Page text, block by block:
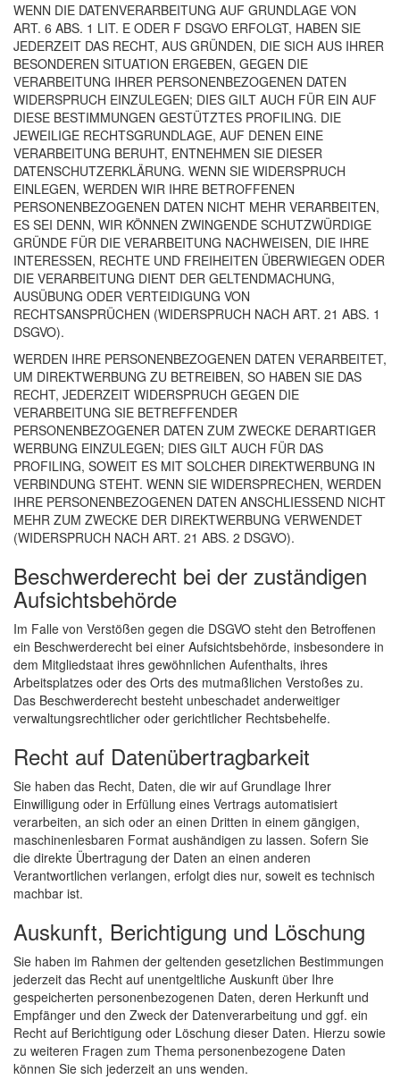
WENN DIE DATENVERARBEITUNG AUF GRUNDLAGE VON
ART. 6 ABS. 1 LIT. E ODER F DSGVO ERFOLGT, HABEN SIE
JEDERZEIT DAS RECHT, AUS GRÜNDEN, DIE SICH AUS IHRER
BESONDEREN SITUATION ERGEBEN, GEGEN DIE
VERARBEITUNG IHRER PERSONENBEZOGENEN DATEN
WIDERSPRUCH EINZULEGEN; DIES GILT AUCH FÜR EIN AUF
DIESE BESTIMMUNGEN GESTÜTZTES PROFILING. DIE
JEWEILIGE RECHTSGRUNDLAGE, AUF DENEN EINE
VERARBEITUNG BERUHT, ENTNEHMEN SIE DIESER
DATENSCHUTZERKLÄRUNG. WENN SIE WIDERSPRUCH
EINLEGEN, WERDEN WIR IHRE BETROFFENEN
PERSONENBEZOGENEN DATEN NICHT MEHR VERARBEITEN,
ES SEI DENN, WIR KÖNNEN ZWINGENDE SCHUTZWÜRDIGE
GRÜNDE FÜR DIE VERARBEITUNG NACHWEISEN, DIE IHRE
INTERESSEN, RECHTE UND FREIHEITEN ÜBERWIEGEN ODER
DIE VERARBEITUNG DIENT DER GELTENDMACHUNG,
AUSÜBUNG ODER VERTEIDIGUNG VON
RECHTSANSPRÜCHEN (WIDERSPRUCH NACH ART. 21 ABS. 1
DSGVO).
WERDEN IHRE PERSONENBEZOGENEN DATEN VERARBEITET,
UM DIREKTWERBUNG ZU BETREIBEN, SO HABEN SIE DAS
RECHT, JEDERZEIT WIDERSPRUCH GEGEN DIE
VERARBEITUNG SIE BETREFFENDER
PERSONENBEZOGENER DATEN ZUM ZWECKE DERARTIGER
WERBUNG EINZULEGEN; DIES GILT AUCH FÜR DAS
PROFILING, SOWEIT ES MIT SOLCHER DIREKTWERBUNG IN
VERBINDUNG STEHT. WENN SIE WIDERSPRECHEN, WERDEN
IHRE PERSONENBEZOGENEN DATEN ANSCHLIESSEND NICHT
MEHR ZUM ZWECKE DER DIREKTWERBUNG VERWENDET
(WIDERSPRUCH NACH ART. 21 ABS. 2 DSGVO).
Beschwerde­recht bei der zuständigen
Aufsichts­behörde
Im Falle von Verstößen gegen die DSGVO steht den Betroffenen
ein Beschwerderecht bei einer Aufsichtsbehörde, insbesondere in
dem Mitgliedstaat ihres gewöhnlichen Aufenthalts, ihres
Arbeitsplatzes oder des Orts des mutmaßlichen Verstoßes zu.
Das Beschwerderecht besteht unbeschadet anderweitiger
verwaltungsrechtlicher oder gerichtlicher Rechtsbehelfe.
Recht auf Daten­übertrag­barkeit
Sie haben das Recht, Daten, die wir auf Grundlage Ihrer
Einwilligung oder in Erfüllung eines Vertrags automatisiert
verarbeiten, an sich oder an einen Dritten in einem gängigen,
maschinenlesbaren Format aushändigen zu lassen. Sofern Sie
die direkte Übertragung der Daten an einen anderen
Verantwortlichen verlangen, erfolgt dies nur, soweit es technisch
machbar ist.
Auskunft, Berichtigung und Löschung
Sie haben im Rahmen der geltenden gesetzlichen Bestimmungen
jederzeit das Recht auf unentgeltliche Auskunft über Ihre
gespeicherten personenbezogenen Daten, deren Herkunft und
Empfänger und den Zweck der Datenverarbeitung und ggf. ein
Recht auf Berichtigung oder Löschung dieser Daten. Hierzu sowie
zu weiteren Fragen zum Thema personenbezogene Daten
können Sie sich jederzeit an uns wenden.